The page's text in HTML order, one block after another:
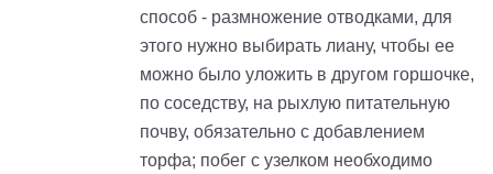
способ - размножение отводками, для
этого нужно выбирать лиану, чтобы ее
можно было уложить в другом горшочке,
по соседству, на рыхлую питательную
почву, обязательно с добавлением
торфа; побег с узелком необходимо